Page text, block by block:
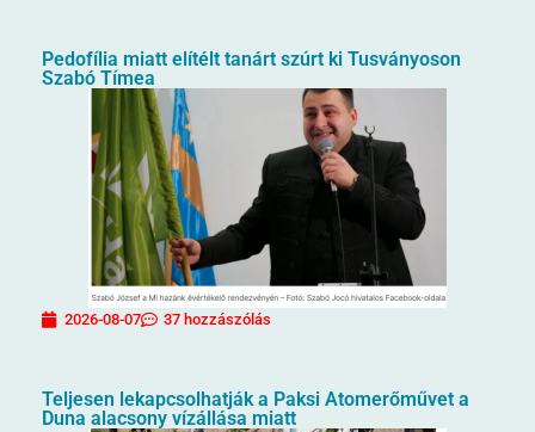
Pedofília miatt elítélt tanárt szúrt ki Tusványoson
Szabó Tímea
2026-08-07 37 hozzászólás
Teljesen lekapcsolhatják a Paksi Atomerőművet a
Duna alacsony vízállása miatt